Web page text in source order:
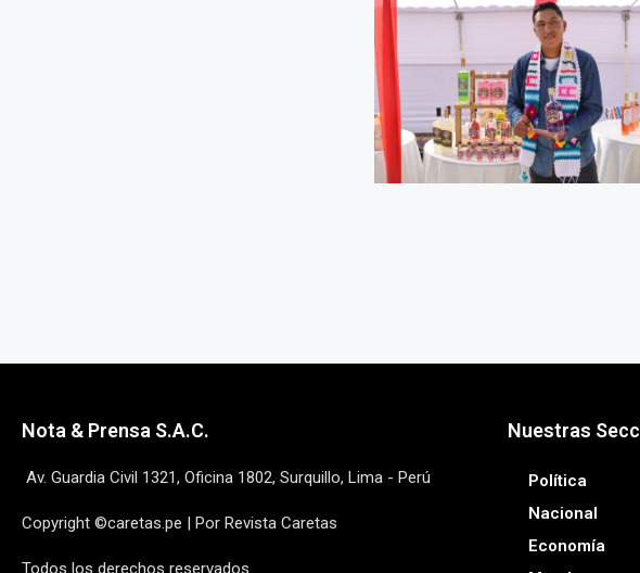
Nota & Prensa S.A.C.
Av. Guardia Civil 1321, Oficina 1802, Surquillo, Lima - Perú
Copyright ©caretas.pe | Por Revista Caretas
Todos los derechos reservados
Nuestras
Política
Nacional
Economía